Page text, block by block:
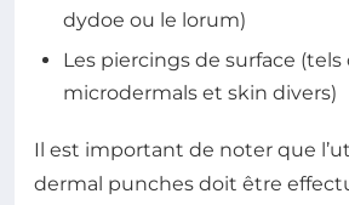
dydoe ou le lorum)
Les piercings de surface (tels
microdermals et skin divers)
Il est important de noter que
dermal punches doit être